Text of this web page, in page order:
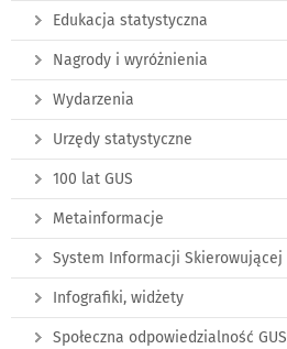
Edukacja statystyczna
Nagrody i wyróżnienia
Wydarzenia
Urzędy statystyczne
100 lat GUS
Metainformacje
System Informacji Skierowującej
Infografiki, widżety
Społeczna odpowiedzialność GUS